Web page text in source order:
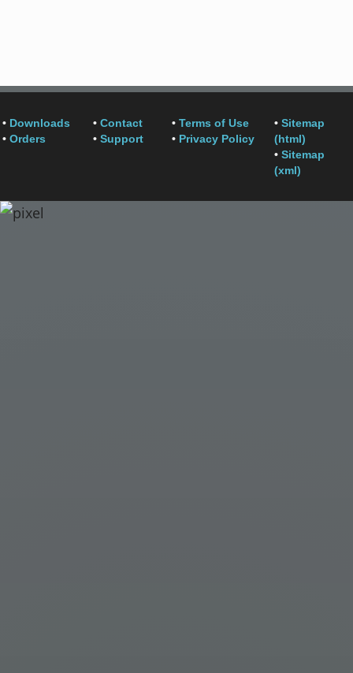
• Downloads
• Orders
• Contact
• Support
• Terms of Use
• Privacy Policy
• Sitemap
(html)
• Sitemap
(xml)